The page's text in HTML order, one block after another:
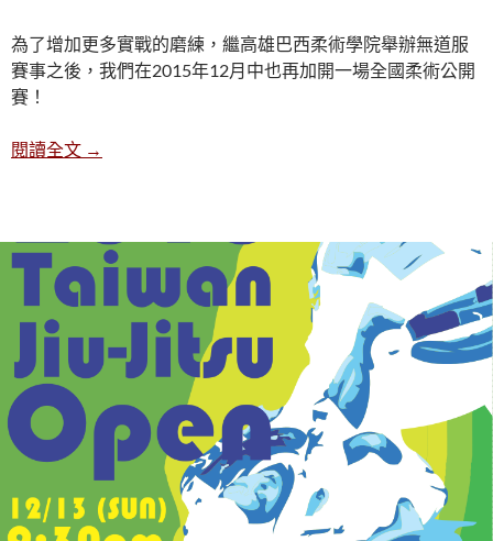
為了增加更多實戰的磨練，繼高雄巴西柔術學院舉辦無道服
賽事之後，我們在2015年12月中也再加開一場全國柔術公開
賽！
閱讀全文 2015-12-13 全國柔術公開賽
→